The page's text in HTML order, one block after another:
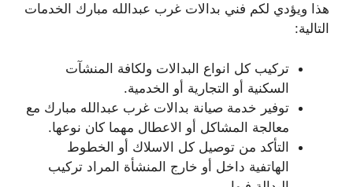
هذا ويؤدي لكم فني بدالات غرب عبدالله مبارك الخدمات
التالية:
تركيب كل انواع البدالات ولكافة المنشآت
السكنية أو التجارية أو الخدمية.
توفير خدمة صيانة بدالات غرب عبدالله مبارك مع
معالجة المشاكل أو الاعطال مهما كان نوعها.
التأكد من توصيل كل الاسلاك أو الخطوط
الهاتفية داخل أو خارج المنشأة المراد تركيب